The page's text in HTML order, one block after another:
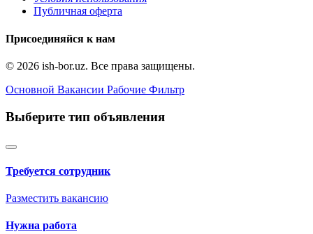
Публичная оферта
Присоединяйся к нам
© 2026 ish-bor.uz. Все права защищены.
Основной Вакансии Рабочие Фильтр
Выберите тип объявления
Требуется сотрудник
Разместить вакансию
Нужна работа